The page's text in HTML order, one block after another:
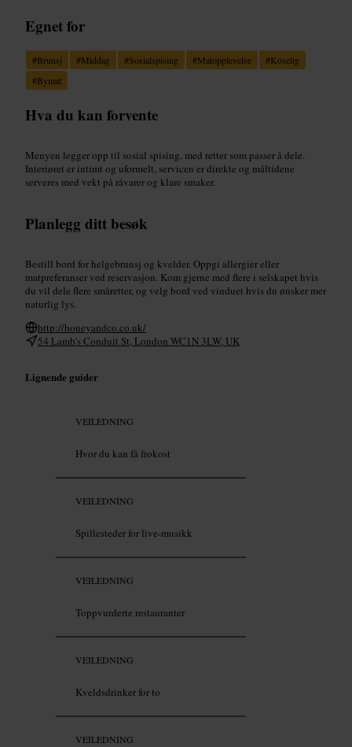
Egnet for
#Brunsj #Middag #Sosialspising #Matopplevelse #Koselig
#Bymat
Hva du kan forvente
Menyen legger opp til sosial spising, med retter som passer å dele.
Interiøret er intimt og uformelt, servicen er direkte og måltidene
serveres med vekt på råvarer og klare smaker.
Planlegg ditt besøk
Bestill bord for helgebrunsj og kvelder. Oppgi allergier eller
matpreferanser ved reservasjon. Kom gjerne med flere i selskapet hvis
du vil dele flere småretter, og velg bord ved vinduet hvis du ønsker mer
naturlig lys.
http://honeyandco.co.uk/
54 Lamb's Conduit St, London WC1N 3LW, UK
Lignende guider
VEILEDNING
Hvor du kan få frokost
VEILEDNING
Spillesteder for live-musikk
VEILEDNING
Toppvurderte restauranter
VEILEDNING
Kveldsdrinker for to
VEILEDNING